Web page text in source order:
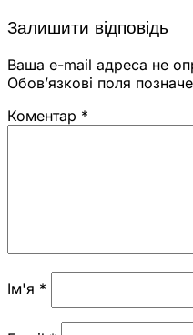
Залишити відповідь
Ваша e-mail адреса не
Обов’язкові поля
Коментар *
Ім'я *